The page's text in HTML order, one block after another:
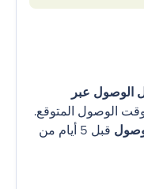
الوصول عبر
الوصول المتوقع.
قبل 5 أيام من